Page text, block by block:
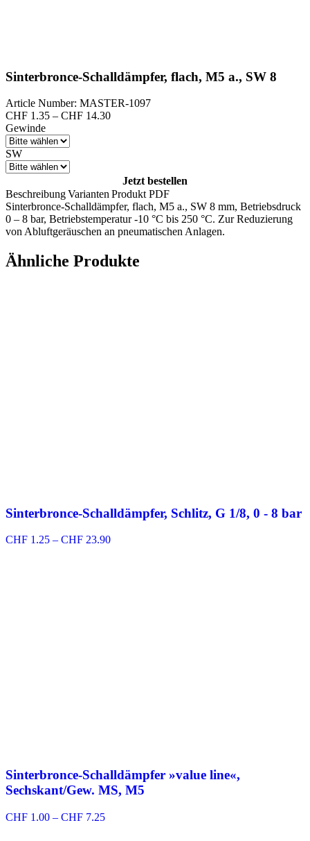
Sinterbronce-Schalldämpfer, flach, M5 a., SW 8
Article Number: MASTER-1097
CHF 1.35 – CHF 14.30Preisspanne:
Gewinde
SW
Jetzt bestellen
BeschreibungVarianten Produkt PDF
Sinterbronce-Schalldämpfer, flach, M5 a., SW 8 mm, Betriebsdruck
0 – 8 bar, Betriebstemperatur -10 °C bis 250 °C. Zur Reduzierung
von Abluftgeräuschen an pneumatischen Anlagen.
Ähnliche Produkte
Sinterbronce-Schalldämpfer, Schlitz, G 1/8, 0 - 8 bar
CHF 1.25 – CHF 23.90Preisspanne:
Sinterbronce-Schalldämpfer »value line«,
Sechskant/Gew. MS, M5
CHF 1.00 – CHF 7.25Preisspanne: